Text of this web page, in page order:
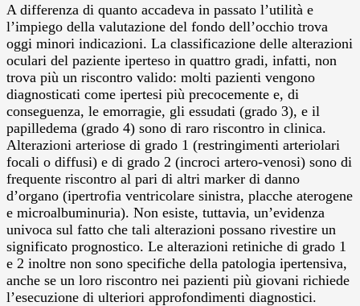
A differenza di quanto accadeva in passato l’utilità e
l’impiego della valutazione del fondo dell’occhio trova
oggi minori indicazioni. La classificazione delle alterazioni
oculari del paziente iperteso in quattro gradi, infatti, non
trova più un riscontro valido: molti pazienti vengono
diagnosticati come ipertesi più precocemente e, di
conseguenza, le emorragie, gli essudati (grado 3), e il
papilledema (grado 4) sono di raro riscontro in clinica.
Alterazioni arteriose di grado 1 (restringimenti arteriolari
focali o diffusi) e di grado 2 (incroci artero-venosi) sono di
frequente riscontro al pari di altri marker di danno
d’organo (ipertrofia ventricolare sinistra, placche aterogene
e microalbuminuria). Non esiste, tuttavia, un’evidenza
univoca sul fatto che tali alterazioni possano rivestire un
significato prognostico. Le alterazioni retiniche di grado 1
e 2 inoltre non sono specifiche della patologia ipertensiva,
anche se un loro riscontro nei pazienti più giovani richiede
l’esecuzione di ulteriori approfondimenti diagnostici.